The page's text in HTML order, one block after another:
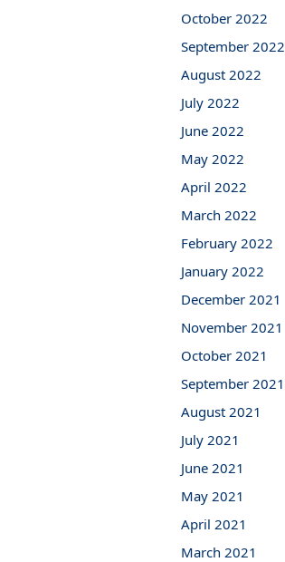
October 2022
September 2022
August 2022
July 2022
June 2022
May 2022
April 2022
March 2022
February 2022
January 2022
December 2021
November 2021
October 2021
September 2021
August 2021
July 2021
June 2021
May 2021
April 2021
March 2021